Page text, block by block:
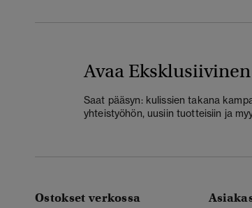
Avaa Eksklusiivinen
Saat pääsyn: kulissien takana
yhteistyöhön, uusiin tuotteisiin ja
Ostokset verkossa